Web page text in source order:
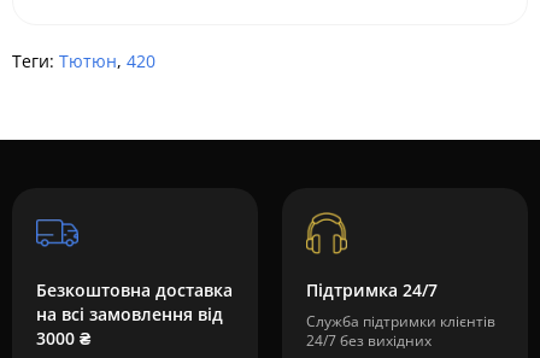
Теги: Тютюн, 420
Безкоштовна доставка
на всі замовлення від
3000 ₴
Підтримка 24/7
Служба підтримки клієнтів
24/7 без вихідних